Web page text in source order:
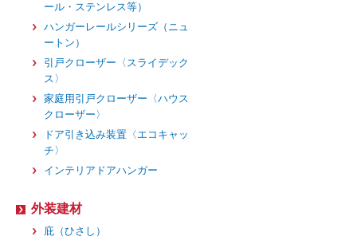
ール・ステンレス等）
ハンガーレールシリーズ（ニュ
ートン）
引戸クローザー〈スライデック
ス〉
家庭用引戸クローザー〈ハウス
クローザー〉
ドア引き込み装置〈エコキャッ
チ〉
インテリアドアハンガー
外装建材
庇（ひさし）